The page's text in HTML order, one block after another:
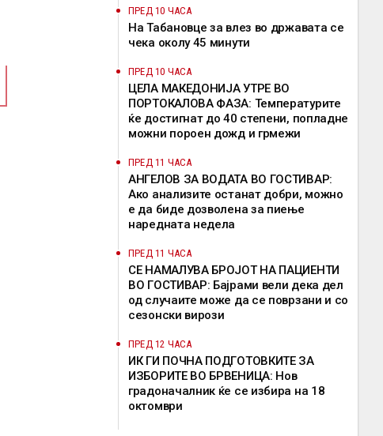
ПРЕД 10 ЧАСА
На Табановце за влез во државата се
чека околу 45 минути
ПРЕД 10 ЧАСА
ЦЕЛА МАКЕДОНИЈА УТРЕ ВО
ПОРТОКАЛОВА ФАЗА: Температурите
ќе достигнат до 40 степени, попладне
можни пороен дожд и грмежи
ПРЕД 11 ЧАСА
АНГЕЛОВ ЗА ВОДАТА ВО ГОСТИВАР:
Ако анализите останат добри, можно
е да биде дозволена за пиење
наредната недела
ПРЕД 11 ЧАСА
СЕ НАМАЛУВА БРОЈОТ НА ПАЦИЕНТИ
ВО ГОСТИВАР: Бајрами вели дека дел
од случаите може да се поврзани и со
сезонски вирози
ПРЕД 12 ЧАСА
ИК ГИ ПОЧНА ПОДГОТОВКИТЕ ЗА
ИЗБОРИТЕ ВО БРВЕНИЦА: Нов
градоначалник ќе се избира на 18
октомври